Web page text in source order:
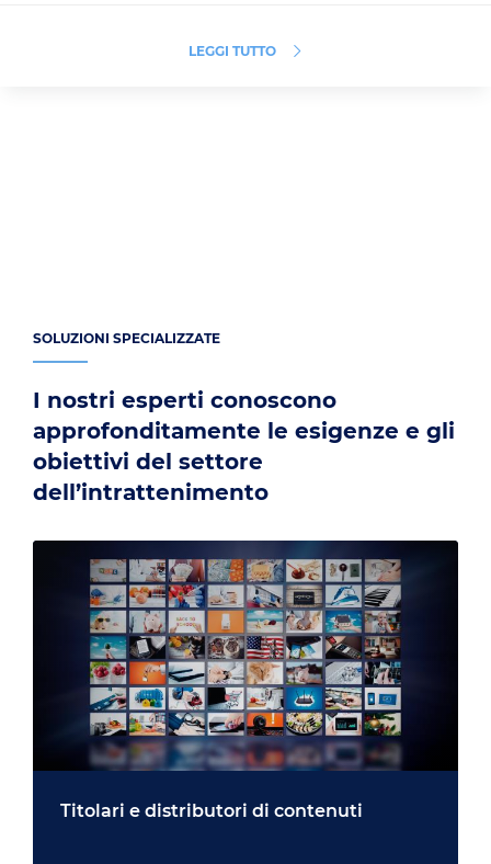
LEGGI TUTTO
SOLUZIONI SPECIALIZZATE
I nostri esperti conoscono
approfonditamente le esigenze e gli
obiettivi del settore
dell’intrattenimento
Titolari e distributori di contenuti